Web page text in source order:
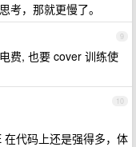
考，那就更慢了。
9
费, 也要 cover 训练使
10
代码上还是强得多，体